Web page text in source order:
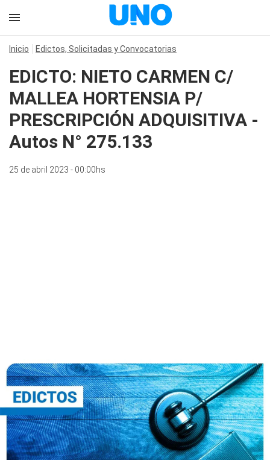
Inicio Edictos, Solicitadas y Convocatorias
EDICTO: NIETO CARMEN C/
MALLEA HORTENSIA P/
PRESCRIPCIÓN ADQUISITIVA -
Autos N° 275.133
25 de abril 2023 - 00:00hs